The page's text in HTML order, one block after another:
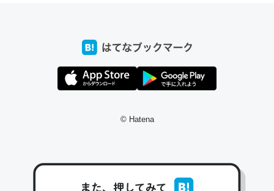
コミュニケーションが劇的に変化した｜tayorini by LIFULL介護
私も3年前ぐらいに祖母の家に設置した。ポケットWifiみ
https://toyoshi.hatenablog.com/entry/2019/05/15/1805
© Hatena